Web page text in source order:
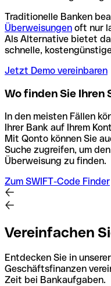
Traditionelle Banken
Überweisungen oft nur
Als Alternative bietet
schnelle,
Jetzt Demo vereinbaren
Wo finden Sie Ihren
In den meisten Fällen
Ihrer Bank auf Ihrem
Mit Qonto können Sie
Suche zugreifen, um
Überweisung zu finden.
Zum SWIFT-Code Finder
Vereinfachen
Entdecken Sie in unserer
Geschäftsfinanzen
Zeit bei Bankaufgaben.